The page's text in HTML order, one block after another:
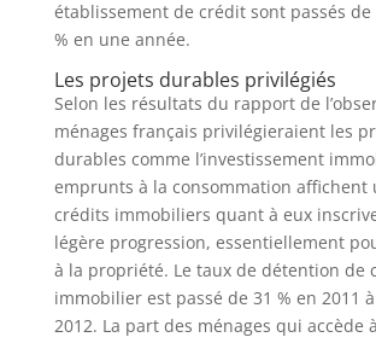
établissement de crédit sont passés de
% en une année.
Les projets durables privilégiés
Selon les résultats du rapport de
ménages français privilégieraient les
durables comme l’investissement
emprunts à la consommation affichent
crédits immobiliers quant à eux
légère progression, essentiellement
à la propriété. Le taux de détention de
immobilier est passé de 31 % en 2011
2012. La part des ménages qui accède